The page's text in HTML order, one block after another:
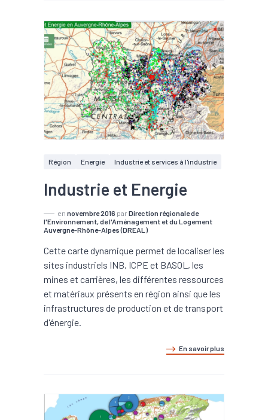
Région Energie Industrie et services à l'industrie
Industrie et Energie
en novembre 2016 par Direction régionale de
l'Environnement, de l'Aménagement et du Logement
Auvergne-Rhône-Alpes (DREAL)
Cette carte dynamique permet de localiser les
sites industriels INB, ICPE et BASOL, les
mines et carrières, les différentes ressources
et matériaux présents en région ainsi que les
infrastructures de production et de transport
d'énergie.
En savoir plus